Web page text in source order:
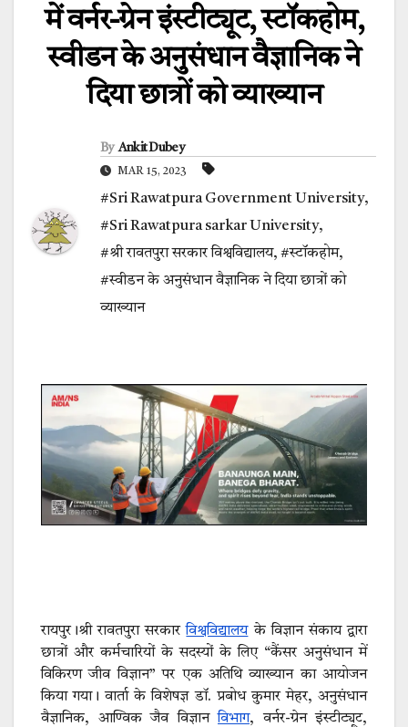
में वर्नर-ग्रेन इंस्टीट्यूट, स्टॉकहोम,
स्वीडन के अनुसंधान वैज्ञानिक ने
दिया छात्रों को व्याख्यान
By Ankit Dubey
MAR 15, 2023
#Sri Rawatpura Government University,
#Sri Rawatpura sarkar University,
#श्री रावतपुरा सरकार विश्वविद्यालय, #स्टॉकहोम,
#स्वीडन के अनुसंधान वैज्ञानिक ने दिया छात्रों को
व्याख्यान
रायपुर।श्री रावतपुरा सरकारविश्वविद्यालयके विज्ञान संकाय द्वारा
छात्रों और कर्मचारियों के सदस्यों के लिए “कैंसर अनुसंधान में
विकिरण जीव विज्ञान” पर एक अतिथि व्याख्यान का आयोजन
किया गया। वार्ता के विशेषज्ञ डॉ. प्रबोध कुमार मेहर, अनुसंधान
वैज्ञानिक, आण्विक जैव विज्ञानविभाग, वर्नर-ग्रेन इंस्टीट्यूट,